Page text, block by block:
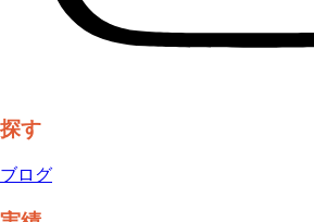
探す
ブログ